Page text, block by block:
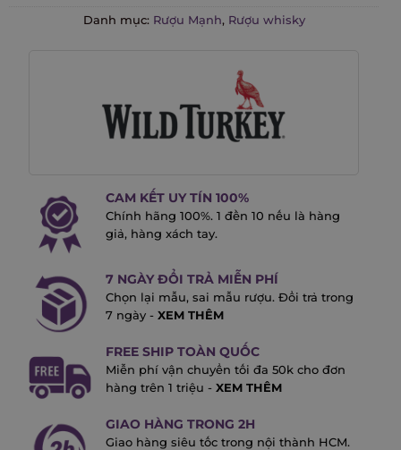
Danh mục: Rượu Mạnh, Rượu whisky
CAM KẾT UY TÍN 100%
Chính hãng 100%. 1 đền 10 nếu là hàng
giả, hàng xách tay.
7 NGÀY ĐỔI TRẢ MIỄN PHÍ
Chọn lại mẫu, sai mẫu rượu. Đổi trả trong
7 ngày - XEM THÊM
FREE SHIP TOÀN QUỐC
Miễn phí vận chuyển tối đa 50k cho đơn
hàng trên 1 triệu - XEM THÊM
GIAO HÀNG TRONG 2H
Giao hàng siêu tốc trong nội thành HCM.